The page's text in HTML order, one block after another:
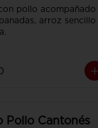
pollo acompañado
arroz sencillo
Pollo Cantonés